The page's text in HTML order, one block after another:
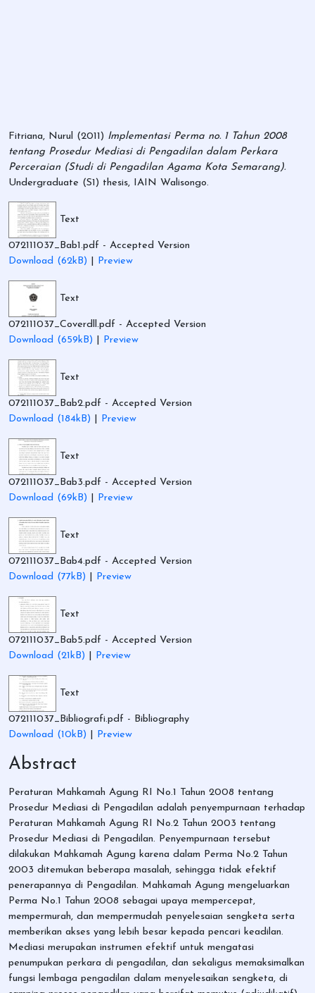
Fitriana, Nurul (2011) Implementasi Perma no. 1 Tahun 2008
tentang Prosedur Mediasi di Pengadilan dalam Perkara
Perceraian (Studi di Pengadilan Agama Kota Semarang).
Undergraduate (S1) thesis, IAIN Walisongo.
Text
072111037_Bab1.pdf - Accepted Version
Download (62kB)
Preview
Text
072111037_Coverdll.pdf - Accepted Version
Download (659kB)
Preview
Text
072111037_Bab2.pdf - Accepted Version
Download (184kB)
Preview
Text
072111037_Bab3.pdf - Accepted Version
Download (69kB)
Preview
Text
072111037_Bab4.pdf - Accepted Version
Download (77kB)
Preview
Text
072111037_Bab5.pdf - Accepted Version
Download (21kB)
Preview
Text
072111037_Bibliografi.pdf - Bibliography
Download (10kB)
Preview
Abstract
Peraturan Mahkamah Agung RI No.1 Tahun 2008 tentang
Prosedur Mediasi di Pengadilan adalah penyempurnaan terhadap
Peraturan Mahkamah Agung RI No.2 Tahun 2003 tentang
Prosedur Mediasi di Pengadilan. Penyempurnaan tersebut
dilakukan Mahkamah Agung karena dalam Perma No.2 Tahun
2003 ditemukan beberapa masalah, sehingga tidak efektif
penerapannya di Pengadilan. Mahkamah Agung mengeluarkan
Perma No.1 Tahun 2008 sebagai upaya mempercepat,
mempermurah, dan mempermudah penyelesaian sengketa serta
memberikan akses yang lebih besar kepada pencari keadilan.
Mediasi merupakan instrumen efektif untuk mengatasi
penumpukan perkara di pengadilan, dan sekaligus memaksimalkan
fungsi lembaga pengadilan dalam menyelesaikan sengketa, di